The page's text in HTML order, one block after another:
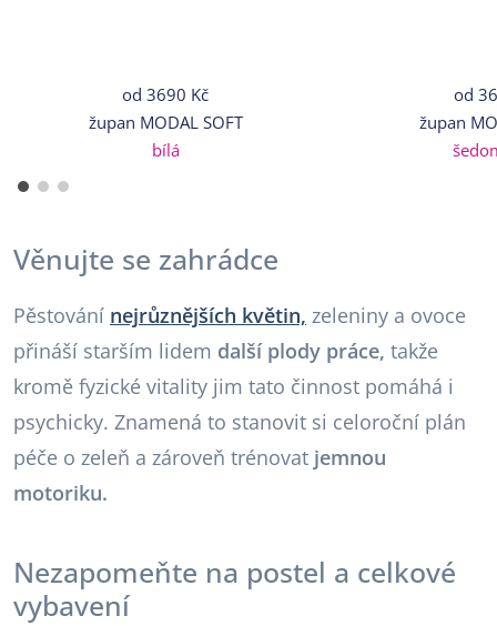
od3690 Kč
župan MODAL SOFT
bílá
od
župan
Věnujte se zahrádce
Pěstování nejrůznějších květin, zeleniny a ovoce
přináší starším lidem další plody práce, takže
kromě fyzické vitality jim tato činnost pomáhá i
psychicky. Znamená to stanovit si celoroční plán
péče o zeleň a zároveň trénovat jemnou
motoriku.
Nezapomeňte na postel a celkové
vybavení